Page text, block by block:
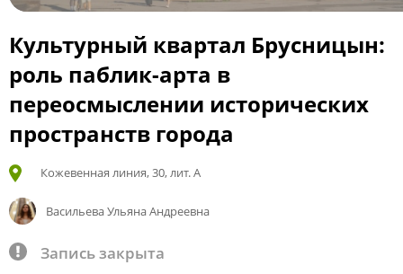
Культурный квартал Брусницын:
роль паблик-арта в
переосмыслении исторических
пространств города
Кожевенная линия, 30, лит. А
Васильева Ульяна Андреевна
Запись закрыта